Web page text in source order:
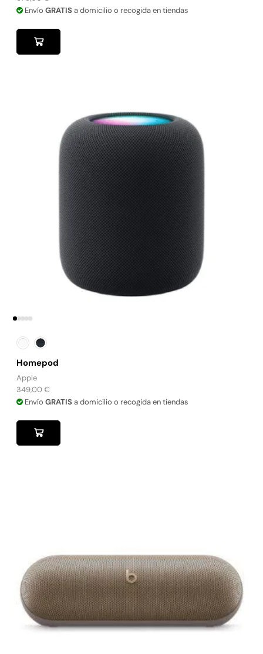
Envío GRATISa domicilio o recogida en tiendas
Homepod
Apple
349,00€
Envío GRATISa domicilio o recogida en tiendas